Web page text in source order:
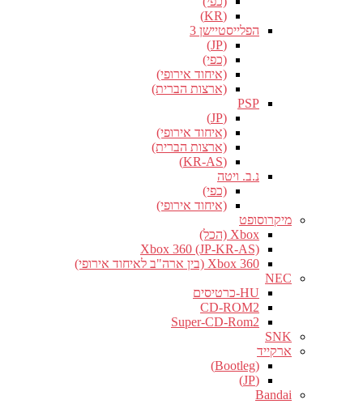
(KR)
הפלייסטיישן 3
(JP)
(כפי)
(איחוד אירופי)
(ארצות הברית)
PSP
(JP)
(איחוד אירופי)
(ארצות הברית)
(KR-AS)
נ.ב. ויטה
(כפי)
(איחוד אירופי)
מיקרוסופט
Xbox (הכל)
Xbox 360 (JP-KR-AS)
Xbox 360 (בין ארה"ב לאיחוד אירופי)
NEC
HU-כרטיסים
CD-ROM2
Super-CD-Rom2
SNK
ארקייד
(Bootleg)
(JP)
Bandai